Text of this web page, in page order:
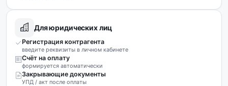
Для юридических лиц
Регистрация контрагента
введите реквизиты в личном кабинете
Счёт на оплату
формируется автоматически
Закрывающие документы
УПД / акт после оплаты